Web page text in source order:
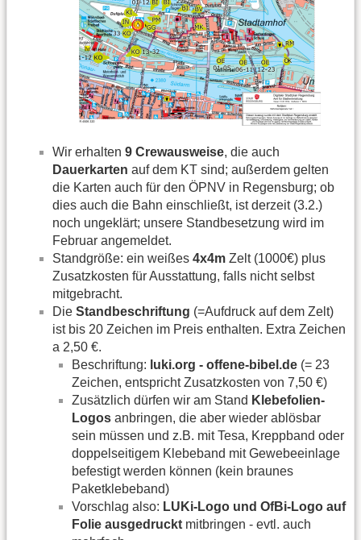
Wir erhalten 9 Crewausweise, die auch
Dauerkarten auf dem KT sind; außerdem gelten
die Karten auch für den ÖPNV in Regensburg; ob
dies auch die Bahn einschließt, ist derzeit (3.2.)
noch ungeklärt; unsere Standbesetzung wird im
Februar angemeldet.
Standgröße: ein weißes 4x4m Zelt (1000€) plus
Zusatzkosten für Ausstattung, falls nicht selbst
mitgebracht.
Die Standbeschriftung (=Aufdruck auf dem Zelt)
ist bis 20 Zeichen im Preis enthalten. Extra Zeichen
a 2,50 €.
Beschriftung: luki.org - offene-bibel.de (= 23
Zeichen, entspricht Zusatzkosten von 7,50 €)
Zusätzlich dürfen wir am Stand Klebefolien-
Logos anbringen, die aber wieder ablösbar
sein müssen und z.B. mit Tesa, Kreppband oder
doppelseitigem Klebeband mit Gewebeeinlage
befestigt werden können (kein braunes
Paketklebeband)
Vorschlag also: LUKi-Logo und OfBi-Logo auf
Folie ausgedruckt mitbringen - evtl. auch